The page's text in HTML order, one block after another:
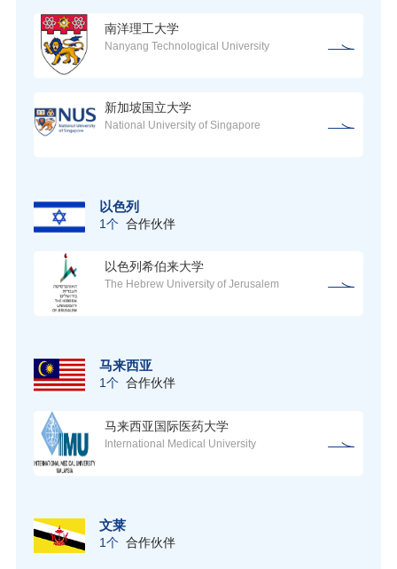
南洋理工大学
Nanyang Technological University
新加坡国立大学
National University of Singapore
以色列
1个 合作伙伴
以色列希伯来大学
The Hebrew University of Jerusalem
马来西亚
1个 合作伙伴
马来西亚国际医药大学
International Medical University
文莱
1个 合作伙伴